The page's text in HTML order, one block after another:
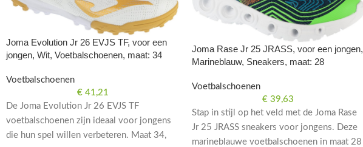
Joma Evolution Jr 26 EVJS TF, voor een
jongen, Wit, Voetbalschoenen, maat: 34
Voetbalschoenen
€41,21
De Joma Evolution Jr 26 EVJS TF
voetbalschoenen zijn ideaal voor jongens
die hun spel willen verbeteren. Maat 34,
Joma Rase Jr 25 JRASS, voor een jongen,
Marineblauw, Sneakers, maat: 28
Voetbalschoenen
€ 39,63
Stap in stijl op het veld met de Joma Rase
Jr 25 JRASS sneakers voor jongens. Deze
marineblauwe voetbalschoenen in maat 28